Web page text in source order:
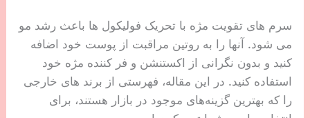
سرم های تقویت مژه با تحریک فولیکول ها باعث رشد مو
می شود. آنها را به روتین مراقبت از پوست خود اضافه
کنید و بدون نگرانی از اکستنشن و فر کننده مژه خود
استفاده کنید. در این مقاله، فهرستی از برند های خارجی
را که بهترین گزینه‌های موجود در بازار هستند، برای